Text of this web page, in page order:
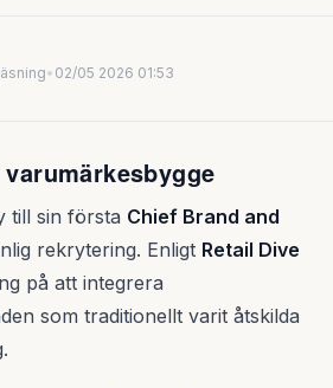
• 02/05 2026 01:53
till sin första Chief Brand and
rekrytering. Enligt Retail Dive
på att integrera
som traditionellt varit åtskilda